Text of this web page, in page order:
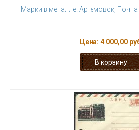
Марки в металле. Артемовск,
Цена: 4 000,00